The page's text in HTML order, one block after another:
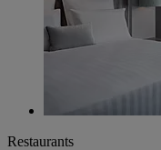
Restaurants